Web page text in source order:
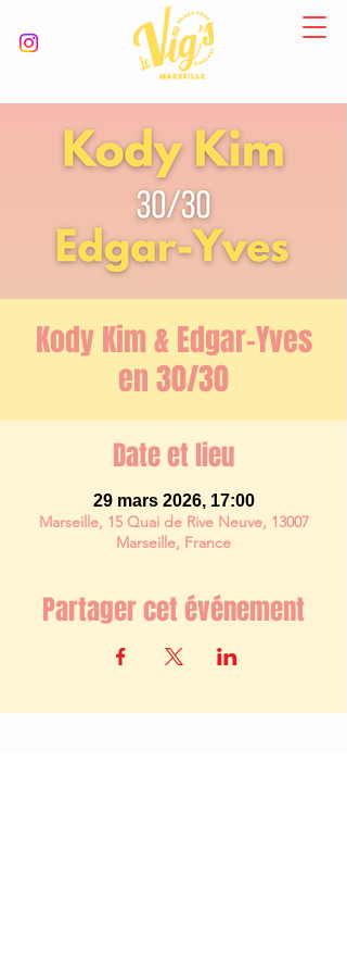
Kody Kim & Edgar-Yves
en 30/30
Date et lieu
29 mars 2026, 17:00
Marseille, 15 Quai de Rive Neuve, 13007
Marseille, France
Partager cet événement